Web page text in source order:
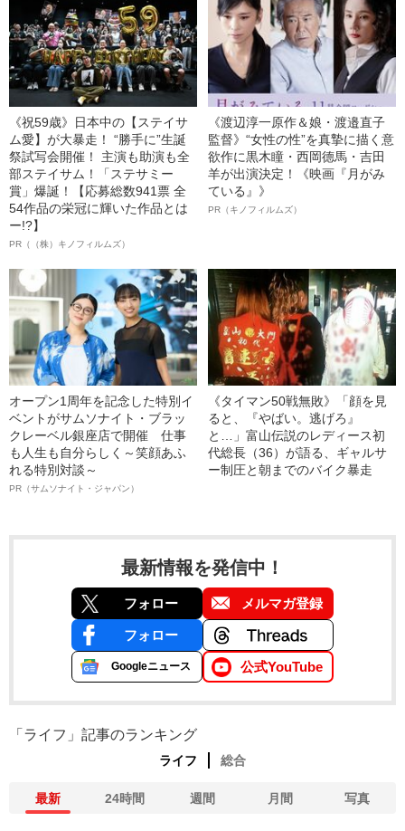
《祝59歳》日本中の【ステイサ
ム愛】が大暴走！ “勝手に”生誕
祭試写会開催！ 主演も助演も全
部ステイサム！「ステサミー
賞」爆誕！【応募総数941票 全
54作品の栄冠に輝いた作品とは
ー!?】
PR（（株）キノフィルムズ）
《渡辺淳一原作＆娘・渡邉直子
監督》“女性の性”を真摯に描く意
欲作に黒木瞳・西岡德馬・吉田
羊が出演決定！《映画『月がみ
ている』》
PR（キノフィルムズ）
オープン1周年を記念した特別イ
ベントがサムソナイト・ブラッ
クレーベル銀座店で開催 仕事
も人生も自分らしく～笑顔あふ
れる特別対談～
PR（サムソナイト・ジャパン）
《タイマン50戦無敗》「顔を見
ると、『やばい。逃げろ』
と…」富山伝説のレディース初
代総長（36）が語る、ギャルサ
ー制圧と朝までのバイク暴走
最新情報を発信中！
フォロー メルマガ登録
フォロー
Googleニュース 公式YouTube
「ライフ」記事のランキング
ライフ 総合
最新 24時間 週間 月間 写真